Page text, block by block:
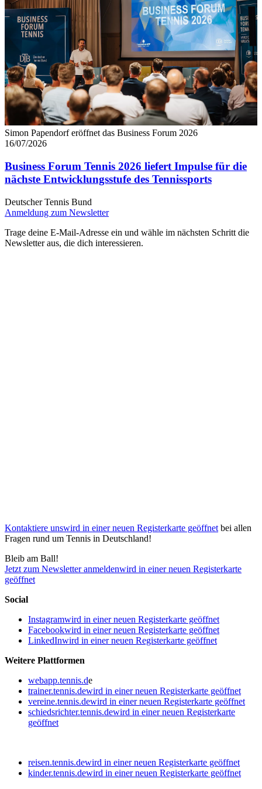
Simon Papendorf eröffnet das Business Forum 2026
16/07/2026
Business Forum Tennis 2026 liefert Impulse für die
nächste Entwicklungsstufe des Tennissports
Deutscher Tennis Bund
Anmeldung zum Newsletter
Trage deine E-Mail-Adresse ein und wähle im nächsten Schritt die
Newsletter aus, die dich interessieren.
Kontaktiere unswird in einer neuen Registerkarte geöffnet bei allen
Fragen rund um Tennis in Deutschland!
Bleib am Ball!
Jetzt zum Newsletter anmeldenwird in einer neuen Registerkarte
geöffnet
Social
Instagramwird in einer neuen Registerkarte geöffnet
Facebookwird in einer neuen Registerkarte geöffnet
LinkedInwird in einer neuen Registerkarte geöffnet
Weitere Plattformen
webapp.tennis.de
trainer.tennis.dewird in einer neuen Registerkarte geöffnet
vereine.tennis.dewird in einer neuen Registerkarte geöffnet
schiedsrichter.tennis.dewird in einer neuen Registerkarte
geöffnet
reisen.tennis.dewird in einer neuen Registerkarte geöffnet
kinder.tennis.dewird in einer neuen Registerkarte geöffnet